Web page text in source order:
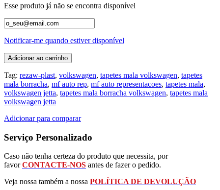
Esse produto já não se encontra disponível
Notificar-me quando estiver disponível
Adicionar ao carrinho
Tag: rezaw-plast, volkswagen, tapetes mala volkswagen, tapetes
mala borracha, mf auto rep, mf auto representacoes, tapetes mala,
volkswagen jetta, tapetes mala borracha volkswagen, tapetes mala
volkswagen jetta
Adicionar para comparar
Serviço Personalizado
Caso não tenha certeza do produto que necessita, por
favorCONTACTE-NOS antes de fazer o pedido.
Veja nossa também a nossa POLÍTICA DE DEVOLUÇÃO